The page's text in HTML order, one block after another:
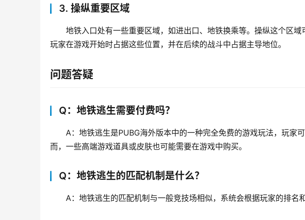
3. 操纵重要区域
地铁入口处有一些重要区域，如进出口、地铁换乘等。操纵这个区
玩家在游戏开始时占据这些位置，并在后续的战斗中占据主导地位。
问题答疑
Q：地铁逃生需要付费吗？
A：地铁逃生是PUBG海外版本中的一种完全免费的游戏玩法，玩家
而，一些高端游戏道具或皮肤也可能需要在游戏中购买。
Q：地铁逃生的匹配机制是什么？
A：地铁逃生的匹配机制与一般竞技场相似，系统会根据玩家的排名